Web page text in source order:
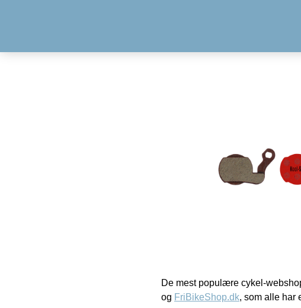
De mest populære cykel-
og FriBikeShop.dk, som alle har